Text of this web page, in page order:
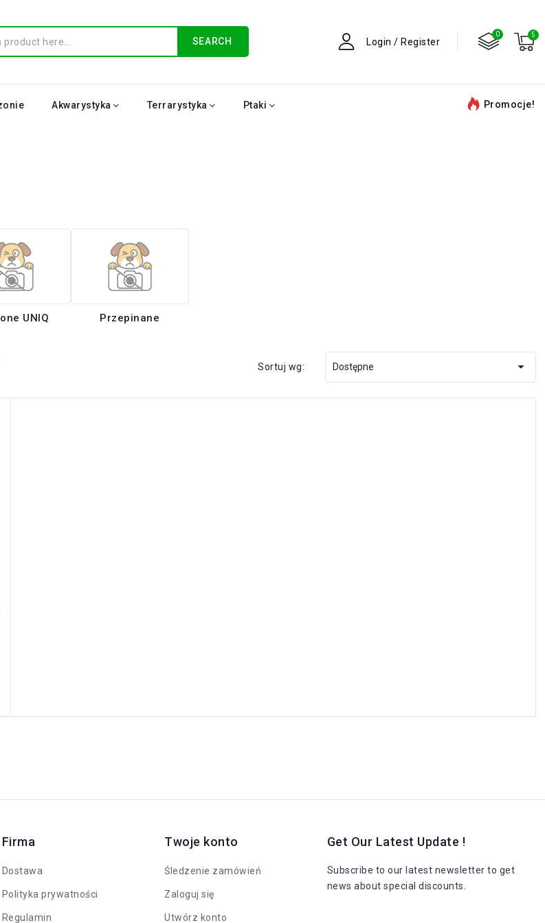
SEARCH Login / Register
Akwarystyka Terrarystyka Ptaki Promocje!
UNIQ Przepinane
Sortuj wg: Dostępne 
Firma
Dostawa
Polityka prywatności
Regulamin
Twoje konto
Śledzenie zamówień
Zaloguj się
Utwórz konto
Get Our Latest Update !
Subscribe to our latest newsletter to get
news about special discounts.